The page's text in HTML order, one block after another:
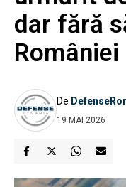
dar fără
României
De
19 MAI 2026